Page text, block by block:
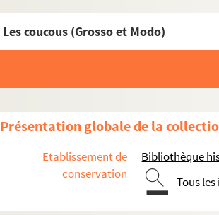
Les coucous (Grosso et Modo)
Présentation globale de la
Etablissement de
conservation
Bibliothèque
Tous
Eté 1956
Eté 1957
Eté 1958
Saison 1958-1959